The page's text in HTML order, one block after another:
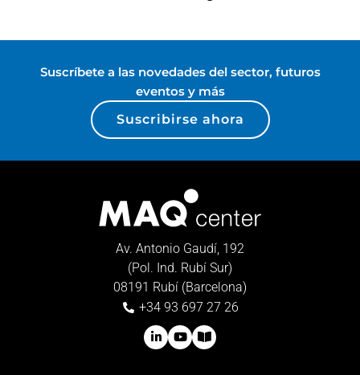
Suscríbete a las novedades del sector, futuros
eventos y más
Suscribirse ahora
Av. Antonio Gaudí, 192
(Pol. Ind. Rubí Sur)
08191 Rubí (Barcelona)
+34 93 697 27 26